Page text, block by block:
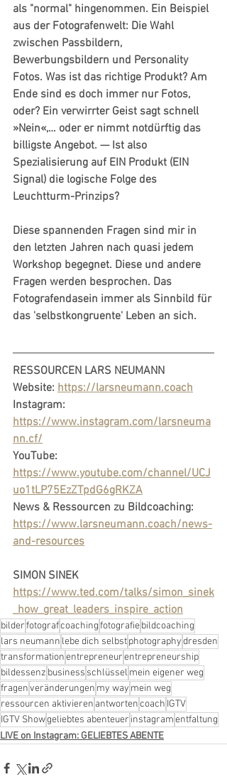
als "normal" hingenommen. Ein Beispiel
aus der Fotografenwelt: Die Wahl
zwischen Passbildern,
Bewerbungsbildern und Personality
Fotos. Was ist das richtige Produkt? Am
Ende sind es doch immer nur Fotos,
oder? Ein verwirrter Geist sagt schnell
»Nein«,… oder er nimmt notdürftig das
billigste Angebot. — Ist also
Spezialisierung auf EIN Produkt (EIN
Signal) die logische Folge des
Leuchtturm-Prinzips?
Diese spannenden Fragen sind mir in
den letzten Jahren nach quasi jedem
Workshop begegnet. Diese und andere
Fragen werden besprochen. Das
Fotografendasein immer als Sinnbild für
das 'selbstkongruente' Leben an sich.
RESSOURCEN LARS NEUMANN
Website: https://larsneumann.coach
Instagram:
https://www.instagram.com/larsneuma
nn.cf/
YouTube:
https://www.youtube.com/channel/UCJ
uo1tLP75EzZTpdG6gRKZA
News & Ressourcen zu Bildcoaching:
https://www.larsneumann.coach/news-
and-resources
SIMON SINEK
https://www.ted.com/talks/simon_sinek
_how_great_leaders_inspire_action
bilderfotografcoachingfotografiebildcoaching
lars neumann lebe dich selbstphotographydresden
transformationentrepreneurentrepreneurship
bildessenz business schlüssel mein eigener weg
fragenveränderungen my way mein weg
ressourcen aktivieren antwortencoach IGTV
IGTV Showgeliebtes abenteuer instagramentfaltung
LIVE on Instagram: GELIEBTES ABENTE